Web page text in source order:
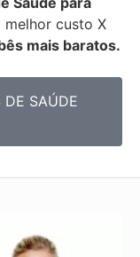
melhor custo X
mais baratos.
DE SAÚDE